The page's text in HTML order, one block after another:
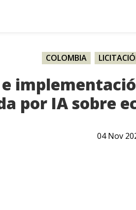
COLOMBIA
por IA sobre
04Nov